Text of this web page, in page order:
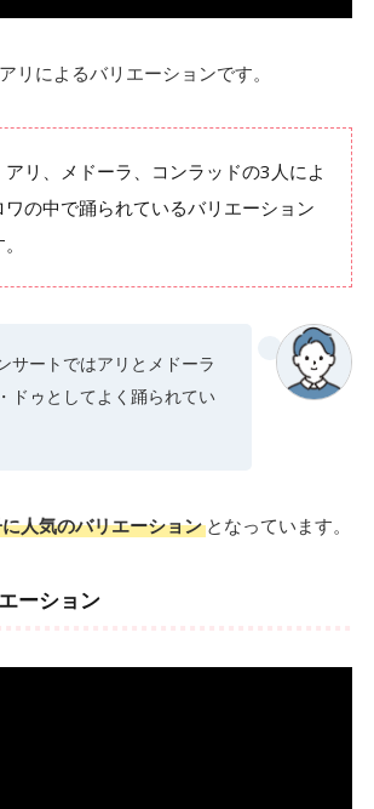
リによるバリエーションです。
リ、メドーラ、コンラッドの3人によ
ワの中で踊られているバリエーション
サートではアリとメドーラ
ドゥとしてよく踊られてい
人気のバリエーションとなっています。
ーション